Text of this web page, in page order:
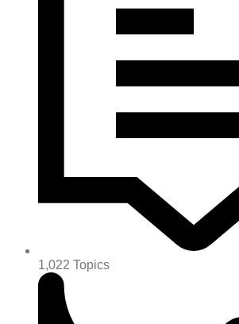
1,022 Topics